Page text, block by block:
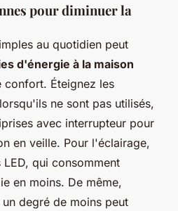
pour diminuer la
au quotidien peut
d'énergie à la maison
confort. Éteignez les
ne sont pas utilisés,
avec interrupteur pour
en veille. Pour l'éclairage,
qui consomment
en moins. De même,
degré de moins peut